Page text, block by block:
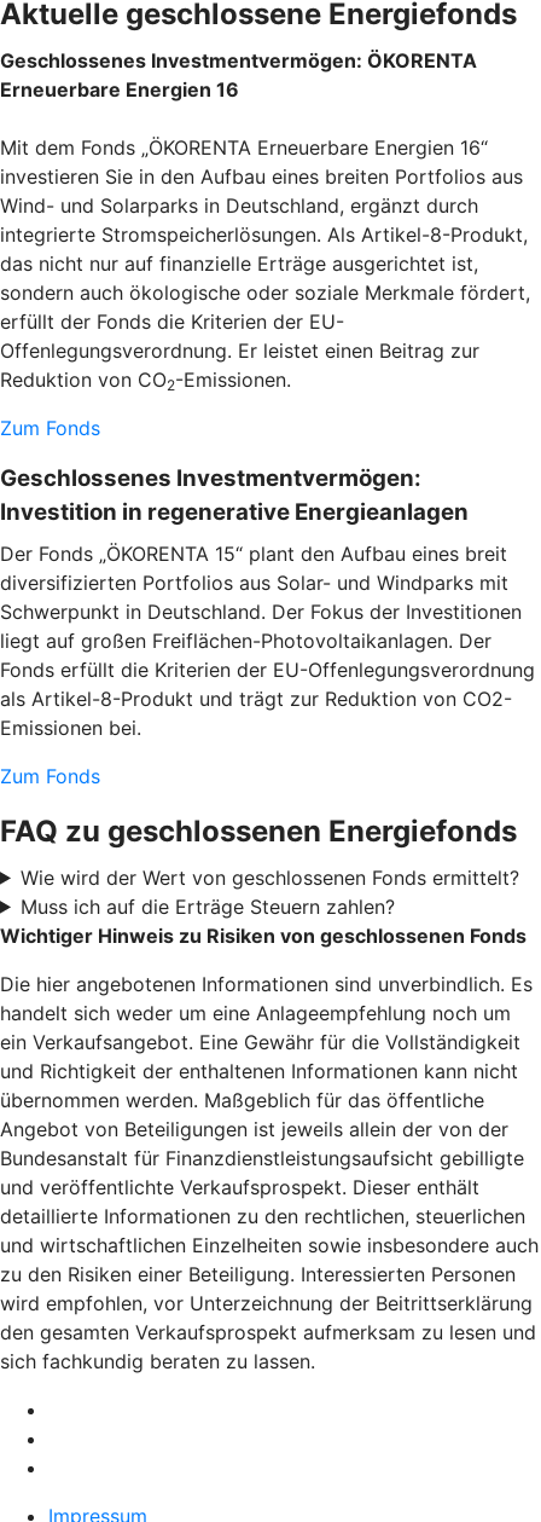
Aktuelle geschlossene Energiefonds
Geschlossenes Investmentvermögen: ÖKORENTA
Erneuerbare Energien 16
Mit dem Fonds „ÖKORENTA Erneuerbare Energien 16“
investieren Sie in den Aufbau eines breiten Portfolios aus
Wind- und Solarparks in Deutschland, ergänzt durch
integrierte Stromspeicherlösungen. Als Artikel-8-Produkt,
das nicht nur auf finanzielle Erträge ausgerichtet ist,
sondern auch ökologische oder soziale Merkmale fördert,
erfüllt der Fonds die Kriterien der EU-
Offenlegungsverordnung. Er leistet einen Beitrag zur
Reduktion von CO2-Emissionen.
Zum Fonds
Geschlossenes Investmentvermögen:
Investition in regenerative Energieanlagen
Der Fonds „ÖKORENTA 15“ plant den Aufbau eines breit
diversifizierten Portfolios aus Solar- und Windparks mit
Schwerpunkt in Deutschland. Der Fokus der Investitionen
liegt auf großen Freiflächen-Photovoltaikanlagen. Der
Fonds erfüllt die Kriterien der EU-Offenlegungsverordnung
als Artikel-8-Produkt und trägt zur Reduktion von CO2-
Emissionen bei.
Zum Fonds
FAQ zu geschlossenen Energiefonds
Wie wird der Wert von geschlossenen Fonds ermittelt?
Muss ich auf die Erträge Steuern zahlen?
Wichtiger Hinweis zu Risiken von geschlossenen Fonds
Die hier angebotenen Informationen sind unverbindlich. Es
handelt sich weder um eine Anlageempfehlung noch um
ein Verkaufsangebot. Eine Gewähr für die Vollständigkeit
und Richtigkeit der enthaltenen Informationen kann nicht
übernommen werden. Maßgeblich für das öffentliche
Angebot von Beteiligungen ist jeweils allein der von der
Bundesanstalt für Finanzdienstleistungsaufsicht gebilligte
und veröffentlichte Verkaufsprospekt. Dieser enthält
detaillierte Informationen zu den rechtlichen, steuerlichen
und wirtschaftlichen Einzelheiten sowie insbesondere auch
zu den Risiken einer Beteiligung. Interessierten Personen
wird empfohlen, vor Unterzeichnung der Beitrittserklärung
den gesamten Verkaufsprospekt aufmerksam zu lesen und
sich fachkundig beraten zu lassen.
Impressum